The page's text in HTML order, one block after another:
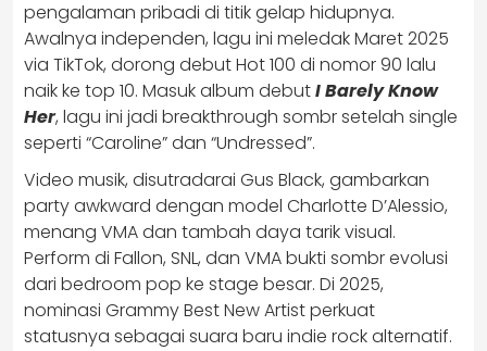
pengalaman pribadi di titik gelap hidupnya.
Awalnya independen, lagu ini meledak Maret 2025
via TikTok, dorong debut Hot 100 di nomor 90 lalu
naik ke top 10. Masuk album debutI Barely Know
Her, lagu ini jadi breakthrough sombr setelah single
seperti “Caroline” dan “Undressed”.
Video musik, disutradarai Gus Black, gambarkan
party awkward dengan model Charlotte D’Alessio,
menang VMA dan tambah daya tarik visual.
Perform di Fallon, SNL, dan VMA bukti sombr evolusi
dari bedroom pop ke stage besar. Di 2025,
nominasi Grammy Best New Artist perkuat
statusnya sebagai suara baru indie rock alternatif.